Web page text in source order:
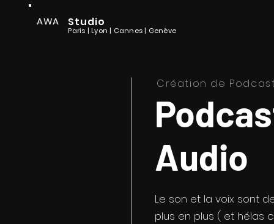
AWA Studio
Paris | Lyon | Cannes | Genève
Création de
Audio
Le son et la voix sont
plus en plus ( et hélas